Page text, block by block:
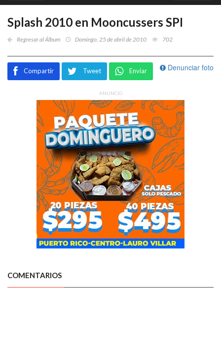
Splash 2010 en Mooncussers SPI
Regresar al Álbum Domingo, 25 de abril de 2010 702
Denunciar foto
Compartir Tweet Enviar
ANUNCIO
COMENTARIOS